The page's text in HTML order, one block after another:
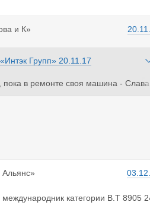
и К»
Групп» 20.11.17
пока в ремонте своя машина - Слава
категории В.Т 8905